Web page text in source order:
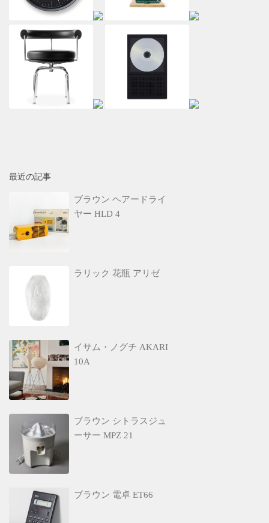
最近の記事
ブラウン ヘアードライ
ヤー HLD 4
ラリック 花瓶 アリゼ
イサム・ノグチ AKARI
10A
ブラウン シトラスジュ
ーサー MPZ 21
ブラウン 電卓 ET66